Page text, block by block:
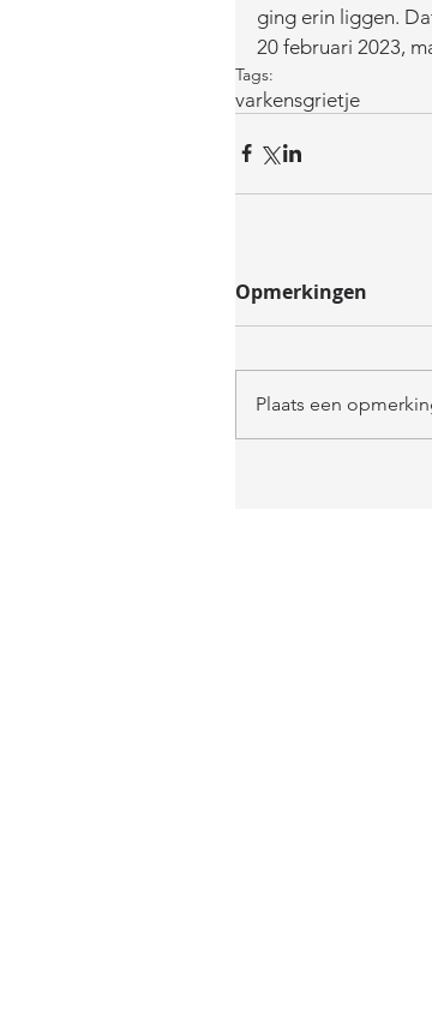
ging erin liggen.
20 februari 2023,
Tags:
varkensgrietje
Opmerkingen
Plaats een